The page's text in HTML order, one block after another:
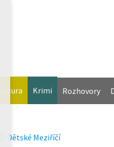
Kultura Krimi Rozhovory
Dětské Meziříčí